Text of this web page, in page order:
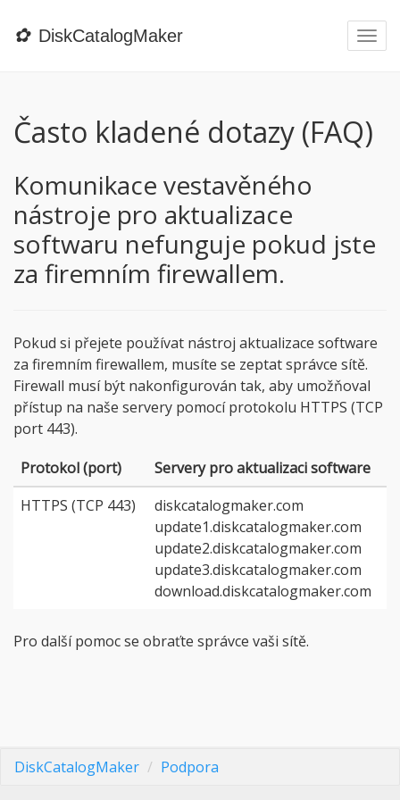
✿ DiskCatalogMaker
Často kladené dotazy (FAQ)
Komunikace vestavěného
nástroje pro aktualizace
softwaru nefunguje pokud jste
za firemním firewallem.
Pokud si přejete používat nástroj aktualizace software
za firemním firewallem, musíte se zeptat správce sítě.
Firewall musí být nakonfigurován tak, aby umožňoval
přístup na naše servery pomocí protokolu HTTPS (TCP
port 443).
Protokol (port)
Servery pro aktualizaci software
HTTPS (TCP 443)
diskcatalogmaker.com
update1.diskcatalogmaker.com
update2.diskcatalogmaker.com
update3.diskcatalogmaker.com
download.diskcatalogmaker.com
Pro další pomoc se obraťte správce vaši sítě.
DiskCatalogMaker Podpora